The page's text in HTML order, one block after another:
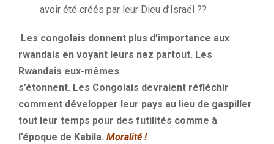
avoir été créés par leur Dieu d’Israël ??
Les congolais donnent plus d’importance aux
rwandais en voyant leurs nez partout. Les
Rwandais eux-mêmes
s’étonnent. Les Congolais devraient réfléchir
comment développer leur pays au lieu de gaspiller
tout leur temps pour des futilités comme à
l’époque de Kabila. Moralité !